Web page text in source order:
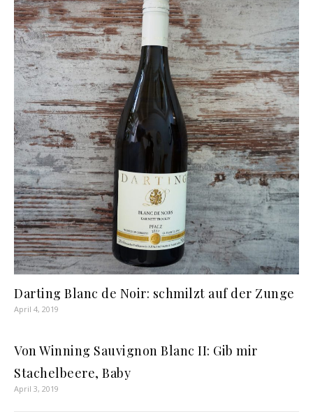
Darting Blanc de Noir: schmilzt auf der Zunge
April 4, 2019
Von Winning Sauvignon Blanc II: Gib mir
Stachelbeere, Baby
April 3, 2019